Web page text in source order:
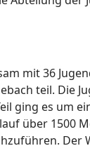
mit 36
teil. Die
ging es um
über 1500
Der